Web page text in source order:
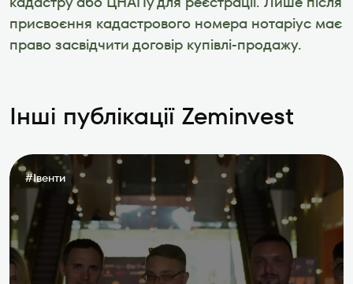
присвоєння кадастрового номера нотаріус має
право засвідчити договір купівлі-продажу.
Інші публікації Zeminvest
#Івенти